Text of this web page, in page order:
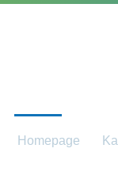
Homepage